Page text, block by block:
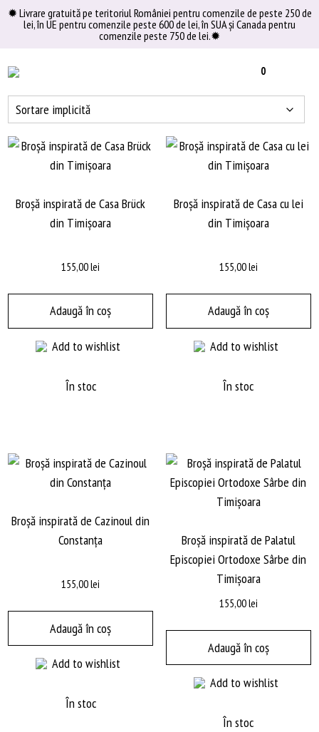
Skip✹ Livrare gratuită pe teritoriul României pentru comenzile de peste 250 de
lei, în UE pentru comenzile peste 600 de lei, în SUA şi Canada pentru
comenzile peste 750 de lei.✹
0
Broșă inspirată de Casa Brück
din Timișoara
155,00lei
Adaugă în coș
Add to wishlist
În stoc
Broșă inspirată de Casa cu lei
din Timișoara
155,00lei
Adaugă în coș
Add to wishlist
În stoc
Broșă inspirată de Cazinoul din
Constanța
155,00lei
Adaugă în coș
Add to wishlist
În stoc
Broșă inspirată de Palatul
Episcopiei Ortodoxe Sârbe din
Timișoara
155,00lei
Adaugă în coș
Add to wishlist
În stoc